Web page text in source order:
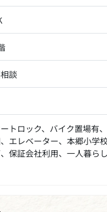
談
トロック、バイク置場有
エレベーター、本郷小学
保証会社利用、一人暮らし